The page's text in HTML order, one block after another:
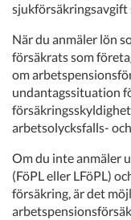
sjukförsäkringsavgift
När du anmäler lön
försäkrats som
om
undantagssituation
arbetsolycksfalls-
Om du inte anmäler
(FöPL eller LFöPL)
försäkring, är det